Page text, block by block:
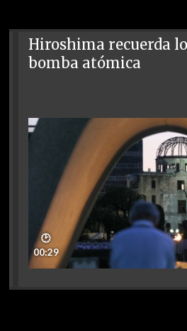
Hiroshima recuerda
bomba atómica
🕑
00:29